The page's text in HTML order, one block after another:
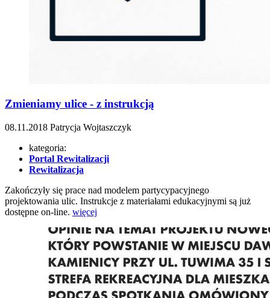
Zmieniamy ulice - z instrukcją
08.11.2018 Patrycja Wojtaszczyk
kategoria:
Portal Rewitalizacji
Rewitalizacja
Zakończyły się prace nad modelem partycypacyjnego
projektowania ulic. Instrukcje z materiałami edukacyjnymi są już
dostępne on-line. więcej